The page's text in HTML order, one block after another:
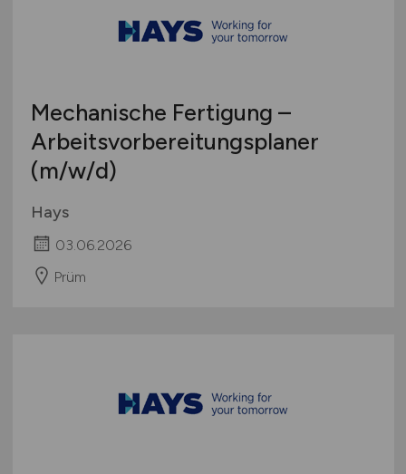
Mechanische Fertigung –
Arbeitsvorbereitungsplaner
(m/w/d)
Hays
03.06.2026
Prüm